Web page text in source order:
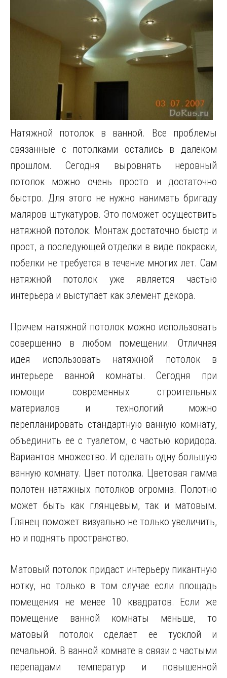
Натяжной потолок в ванной. Все проблемы
связанные с потолками остались в далеком
прошлом. Сегодня выровнять неровный
потолок можно очень просто и достаточно
быстро. Для этого не нужно нанимать бригаду
маляров штукатуров. Это поможет осуществить
натяжной потолок. Монтаж достаточно быстр и
прост, а последующей отделки в виде покраски,
побелки не требуется в течение многих лет. Сам
натяжной потолок уже является частью
интерьера и выступает как элемент декора.
Причем натяжной потолок можно использовать
совершенно в любом помещении. Отличная
идея использовать натяжной потолок в
интерьере ванной комнаты. Сегодня при
помощи современных строительных
материалов и технологий можно
перепланировать стандартную ванную комнату,
объединить ее с туалетом, с частью коридора.
Вариантов множество. И сделать одну большую
ванную комнату. Цвет потолка. Цветовая гамма
полотен натяжных потолков огромна. Полотно
может быть как глянцевым, так и матовым.
Глянец поможет визуально не только увеличить,
но и поднять пространство.
Матовый потолок придаст интерьеру пикантную
нотку, но только в том случае если площадь
помещения не менее 10 квадратов. Если же
помещение ванной комнаты меньше, то
матовый потолок сделает ее тусклой и
печальной. В ванной комнате в связи с частыми
перепадами температур и повышенной